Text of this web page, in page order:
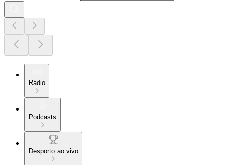
Rádio
Podcasts
Desporto ao vivo